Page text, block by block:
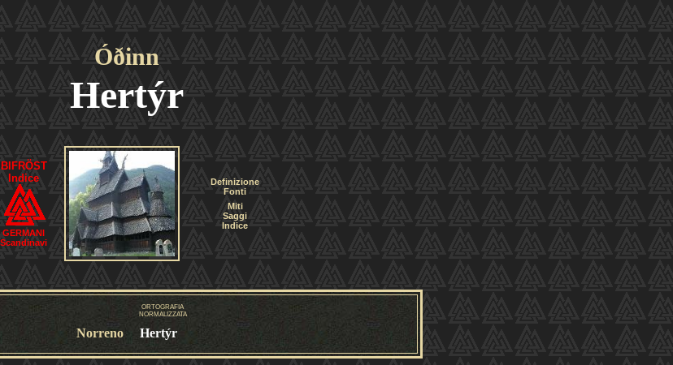
Óðinn
Hertýr
BIFRÖST
Indice
GERMANI
Scandinavi
Definizione
Fonti
Miti
Saggi
Indice
ORTOGRAFIA
NORMALIZZATA
Norreno Hertýr